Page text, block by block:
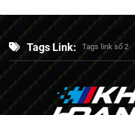
Tags Link: Tags link số 2